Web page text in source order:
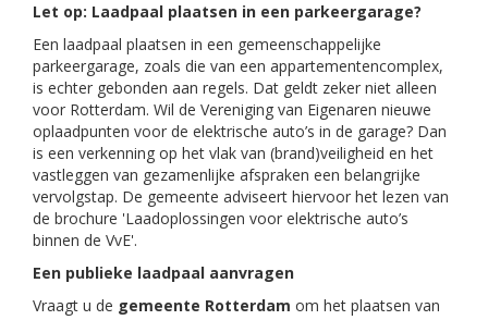
Let op: Laadpaal plaatsen in een parkeergarage?
Een laadpaal plaatsen in een gemeenschappelijke
parkeergarage, zoals die van een appartementencomplex,
is echter gebonden aan regels. Dat geldt zeker niet alleen
voor Rotterdam. Wil de Vereniging van Eigenaren nieuwe
oplaadpunten voor de elektrische auto’s in de garage? Dan
is een verkenning op het vlak van (brand)veiligheid en het
vastleggen van gezamenlijke afspraken een belangrijke
vervolgstap. De gemeente adviseert hiervoor het lezen van
de brochure 'Laadoplossingen voor elektrische auto’s
binnen de VvE'.
Een publieke laadpaal aanvragen
Vraagt u de gemeente Rotterdam om het plaatsen van